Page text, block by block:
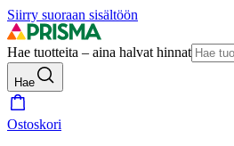
Siirry suoraan sisältöön
Hae tuotteita – aina halvat hinnat
Hae
Ostoskori